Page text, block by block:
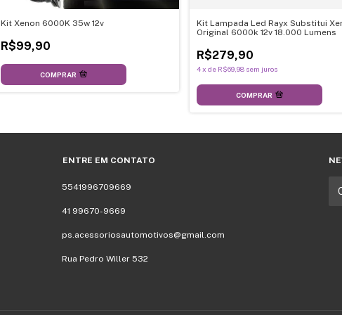
Kit Xenon 6000K 35w 12v
R$99,90
COMPRAR
Kit Lampada Led Rayx Substitui
Original 6000k 12v 18.000 Lumens
R$279,90
4x de R$69,98 sem juros
COMPRAR
ENTRE EM CONTATO
5541996709669
41 99670-9669
ps.acessoriosautomotivos@gmail.com
Rua Pedro Willer 532